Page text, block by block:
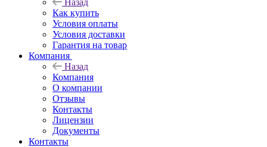
Назад
Как купить
Условия оплаты
Условия доставки
Гарантия на товар
Компания
Назад
Компания
О компании
Отзывы
Контакты
Лицензии
Документы
Контакты